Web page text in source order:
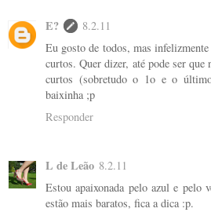
E?
8.2.11
Eu gosto de todos, mas
curtos. Quer dizer, até pode ser
curtos (sobretudo o 1o e o
baixinha ;p
Responder
L de Leão 8.2.11
Estou apaixonada pelo azul e pelo
estão mais baratos, fica a dica :p.